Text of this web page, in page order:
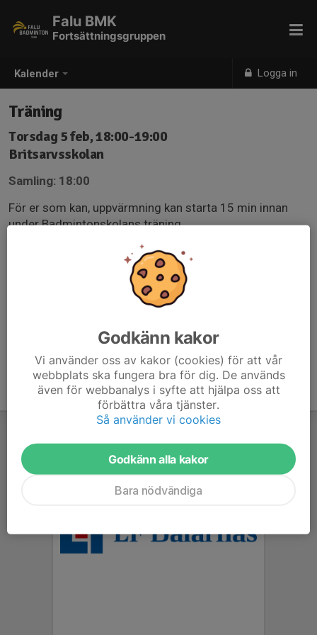
Kalender Logga in
Falu BMK
Fortsättningsgruppen
Träning
Torsdag 5 feb, 18:00-19:00
Britsarvsskolan
Samling: 18:00
För er som kan, uppvärmning kan starta 15 min innan
under Badmintonskolans träning.
Godkänn kakor
Vi använder oss av kakor (cookies) för att vår
webbplats ska fungera bra för dig. De används
även för webbanalys i syfte att hjälpa oss att
förbättra våra tjänster.
Så använder vi cookies
Godkänn alla kakor
Bara nödvändiga